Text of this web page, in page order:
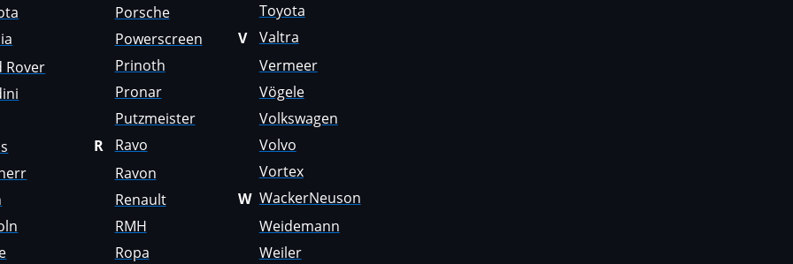
Rover
Porsche
Powerscreen
Prinoth
Pronar
Putzmeister
R
Ravo
Ravon
Renault
RMH
Ropa
Toyota
V
Valtra
Vermeer
Vögele
Volkswagen
Volvo
Vortex
W WackerNeuson
Weidemann
Weiler